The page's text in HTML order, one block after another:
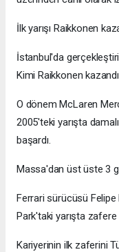
İlk yarışı Raikkonen
İstanbul'da
Kimi Raikkonen
O dönem McLaren
2005'teki yarışta
başardı.
Massa'dan üst üste 3
Ferrari sürücüsü
Park'taki yarışta zafere
Kariyerinin ilk zaferini